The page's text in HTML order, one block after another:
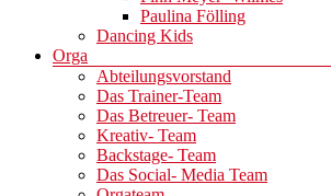
Paulina Fölling
Dancing Kids
Orga
Abteilungsvorstand
Das Trainer-Team
Das Betreuer- Team
Kreativ- Team
Backstage- Team
Das Social- Media Team